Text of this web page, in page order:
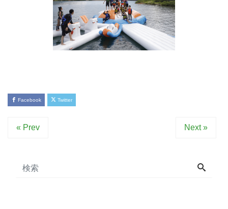
Facebook Twitter
« Prev Next »